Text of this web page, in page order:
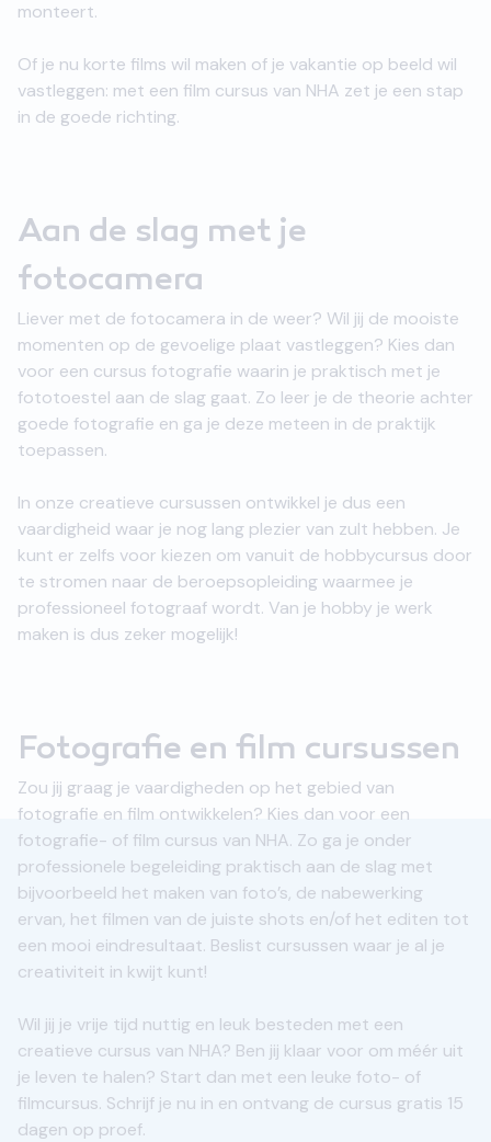
monteert.
Of je nu korte films wil maken of je vakantie op beeld wil
vastleggen: met een film cursus van NHA zet je een stap
in de goede richting.
Aan de slag met je
fotocamera
Liever met de fotocamera in de weer? Wil jij de mooiste
momenten op de gevoelige plaat vastleggen? Kies dan
voor een cursus fotografie waarin je praktisch met je
fototoestel aan de slag gaat. Zo leer je de theorie achter
goede fotografie en ga je deze meteen in de praktijk
toepassen.
In onze creatieve cursussen ontwikkel je dus een
vaardigheid waar je nog lang plezier van zult hebben. Je
kunt er zelfs voor kiezen om vanuit de hobbycursus door
te stromen naar de beroepsopleiding waarmee je
professioneel fotograaf wordt. Van je hobby je werk
maken is dus zeker mogelijk!
Fotografie en film cursussen
Zou jij graag je vaardigheden op het gebied van
fotografie en film ontwikkelen? Kies dan voor een
fotografie- of film cursus van NHA. Zo ga je onder
professionele begeleiding praktisch aan de slag met
bijvoorbeeld het maken van foto’s, de nabewerking
ervan, het filmen van de juiste shots en/of het editen tot
een mooi eindresultaat. Beslist cursussen waar je al je
creativiteit in kwijt kunt!
Wil jij je vrije tijd nuttig en leuk besteden met een
creatieve cursus van NHA? Ben jij klaar voor om méér uit
je leven te halen? Start dan met een leuke foto- of
filmcursus. Schrijf je nu in en ontvang de cursus gratis 15
dagen op proef.